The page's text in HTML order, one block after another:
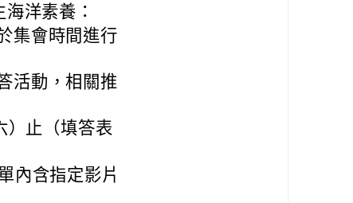
洋素養：
集會時間進行
活動，相關推
）止（填答表
內含指定影片